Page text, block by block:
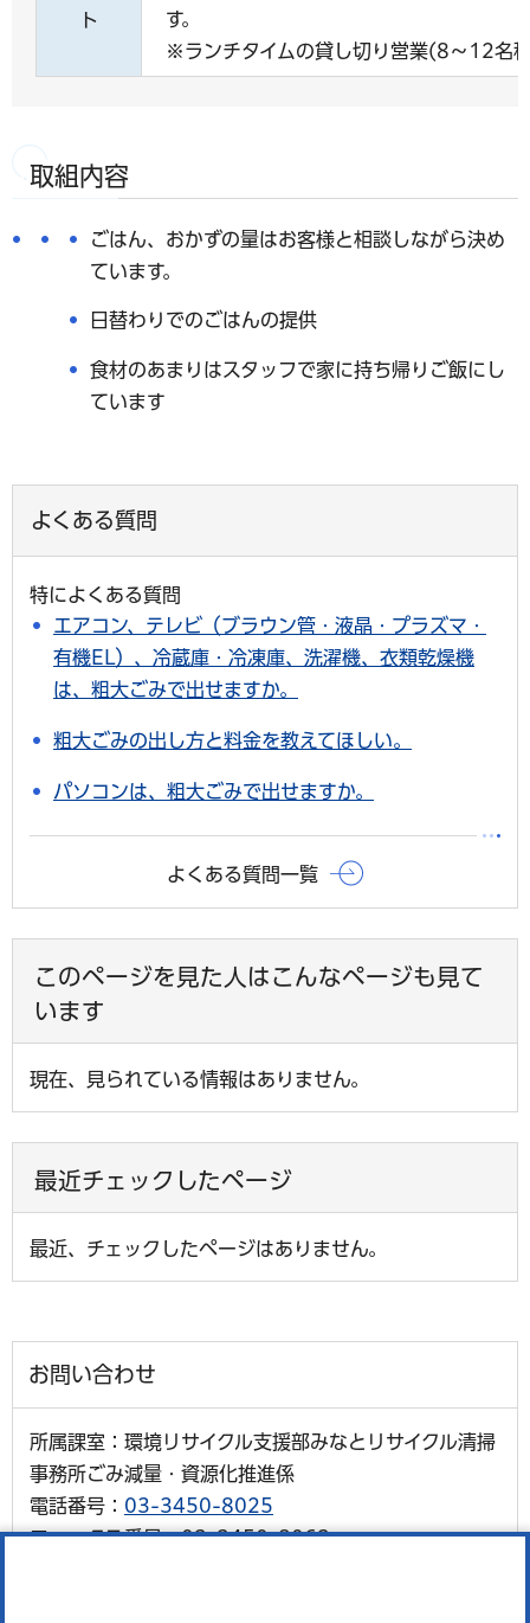
ト
す。
※ランチタイムの貸し切り営業(8～12名
取組内容
ごはん、おかずの量はお客様と相談しながら決め
ています。
日替わりでのごはんの提供
食材のあまりはスタッフで家に持ち帰りご飯にし
ています
よくある質問
特によくある質問
エアコン、テレビ（ブラウン管・液晶・プラズマ・
有機EL）、冷蔵庫・冷凍庫、洗濯機、衣類乾燥機
は、粗大ごみで出せますか。
粗大ごみの出し方と料金を教えてほしい。
パソコンは、粗大ごみで出せますか。
よくある質問一覧
このページを見た人はこんなページも見て
います
現在、見られている情報はありません。
最近チェックしたページ
最近、チェックしたページはありません。
お問い合わせ
所属課室：環境リサイクル支援部みなとリサイクル清掃
事務所ごみ減量・資源化推進係
電話番号： 03-3450-8025
ファックス番号：03-3450-8063